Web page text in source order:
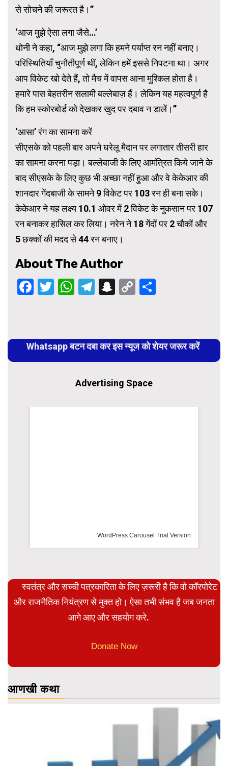
से सोचने की जरूरत है।”
‘आज मुझे ऐसा लगा जैसे…’
धोनी ने कहा, “आज मुझे लगा कि हमने पर्याप्त रन नहीं बनाए।
परिस्थितियाँ चुनौतीपूर्ण थीं, लेकिन हमें इससे निपटना था। अगर
आप विकेट खो देते हैं, तो मैच में वापस आना मुश्किल होता है।
हमारे पास बेहतरीन सलामी बल्लेबाज़ हैं। लेकिन यह महत्वपूर्ण है
कि हम स्कोरबोर्ड को देखकर खुद पर दबाव न डालें।”
‘आसा’ रंग का सामना करें
सीएसके को पहली बार अपने घरेलू मैदान पर लगातार तीसरी हार
का सामना करना पड़ा। बल्लेबाजी के लिए आमंत्रित किये जाने के
बाद सीएसके के लिए कुछ भी अच्छा नहीं हुआ और वे केकेआर की
शानदार गेंदबाजी के सामने 9 विकेट पर 103 रन ही बना सके।
केकेआर ने यह लक्ष्य 10.1 ओवर में 2 विकेट के नुकसान पर 107
रन बनाकर हासिल कर लिया। नरेन ने 18 गेंदों पर 2 चौकों और
5 छक्कों की मदद से 44 रन बनाए।
About The Author
Facebook
Twitter
WhatsApp
Telegram
Snapchat
Copy
Reading
Whatsapp बटन दबा कर इस न्यूज को शेयर जरूर करें
Advertising Space
WordPress Carousel Trial Version
स्वतंत्र और सच्ची पत्रकारिता के लिए ज़रूरी है कि वो कॉरपोरेट
और राजनैतिक नियंत्रण से मुक्त हो। ऐसा तभी संभव है जब जनता
आगे आए और सहयोग करे.
Donate Now
आणखी कथा